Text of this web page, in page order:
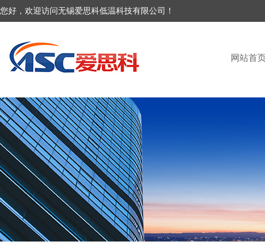
您好，欢迎访问无锡爱思科低温科技有限公司！
网站首